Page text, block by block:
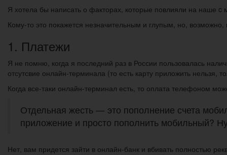
Я хотела бы написать о факторах, которые повлияли на наше c
Кому-то это покажется незначительным и глупым, но,
1. Платежи
Я не помню, когда я последний раз в России пользовалась
отсутсвие онлайн-терминала (то есть карту приложить нельзя,
Когда все-таки онлайн-терминал есть, то оплата телефоном
Отдельная жесть — это пополнение счета
приложение и просто пополнить мобильный?
Нет, вам придется зайти в онлайн-банк и вбивать полностью